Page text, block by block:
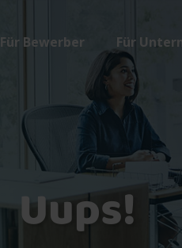
Für Bewerber Für
Uups!